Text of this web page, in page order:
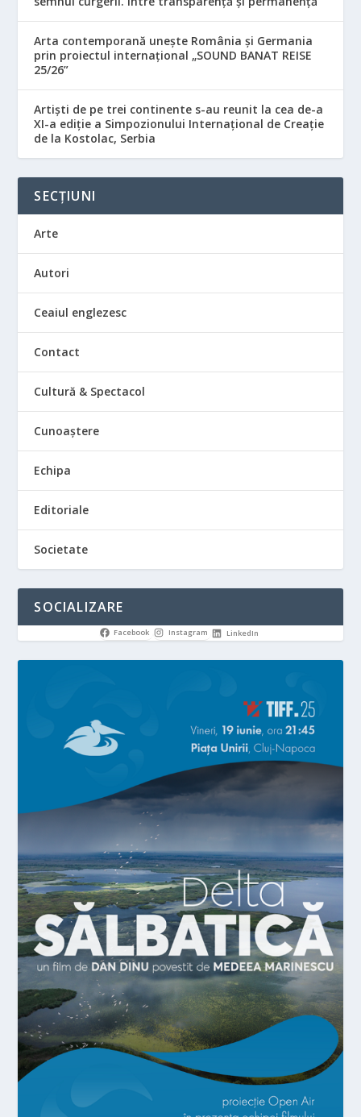
Arta contemporană unește România și Germania
prin proiectul internațional „SOUND BANAT REISE
25/26”
Artiști de pe trei continente s-au reunit la cea de-a
XI-a ediție a Simpozionului Internațional de Creație
de la Kostolac, Serbia
SECȚIUNI
Arte
Autori
Ceaiul englezesc
Contact
Cultură & Spectacol
Cunoaștere
Echipa
Editoriale
Societate
SOCIALIZARE
Facebook Instagram LinkedIn